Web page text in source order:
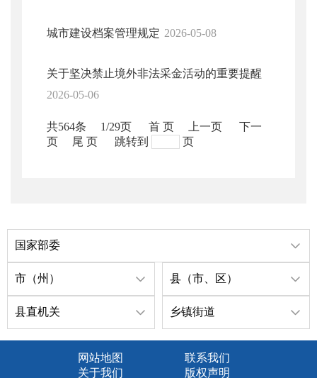
城市建设档案管理规定 2026-05-08
关于坚决禁止境外非法采金活动的重要提醒
2026-05-06
共564条 1/29页 首 页 上一页
下一
页
尾 页 跳转到 页
国家部委
市（州） 县（市、区）
县直机关 乡镇街道
网站地图
联系我们
关于我们
版权声明